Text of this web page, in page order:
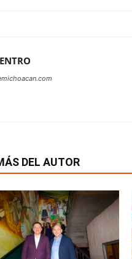
DEL AUTOR